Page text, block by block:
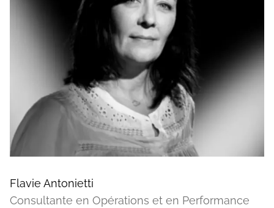
Flavie Antonietti
Consultante en Opérations et en Performance